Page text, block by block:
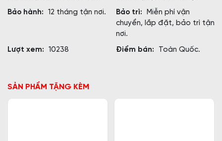
Bảo hành:
12 tháng tận nơi. Bảo trì:
Miễn phí vận
chuyển, lắp đặt, bảo trì tận
nơi.
Lượt xem:
10238 Điểm bán: Toàn Quốc.
SẢN PHẨM TẶNG KÈM